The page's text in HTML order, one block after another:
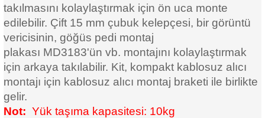
takılmasını kolaylaştırmak için ön uca monte
edilebilir. Çift 15 mm çubuk kelepçesi, bir görüntü
vericisinin, göğüs pedi montaj
plakası MD3183'ün vb. montajını kolaylaştırmak
için arkaya takılabilir. Kit, kompakt kablosuz alıcı
montajı için kablosuz alıcı montaj braketi ile birlikte
gelir.
Not: Yük taşıma kapasitesi: 10kg